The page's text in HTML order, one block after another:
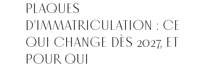
PLAQUES
D’IMMATRICULATION : CE
QUI CHANGE DÈS 2027, ET
POUR QUI